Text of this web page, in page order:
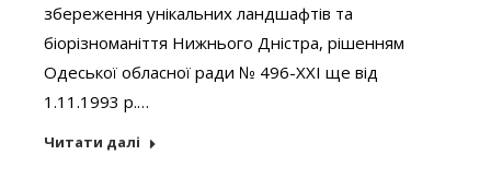
збереження унікальних ландшафтів та
біорізноманіття Нижнього Дністра, рішенням
Одеської обласної ради № 496-ХХІ ще від
1.11.1993 р.…
Читати далі